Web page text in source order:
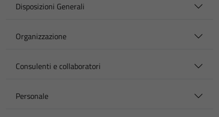
Disposizioni Generali
Organizzazione
Consulenti e collaboratori
Personale